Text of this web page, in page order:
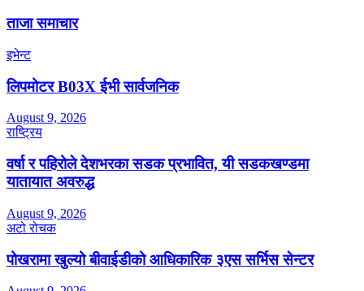
ताजा समाचार
इभेन्ट
लिपमोटर B03X ईभी सार्वजनिक
August 9, 2026
राष्ट्रिय
वर्षा र पहिरोले देशभरका सडक प्रभावित, यी सडकखण्डमा
यातायात अवरुद्ध
August 9, 2026
अटो रोचक
पोखरामा खुल्यो बीवाईडीको आधिकारिक ३एस सर्भिस सेन्टर